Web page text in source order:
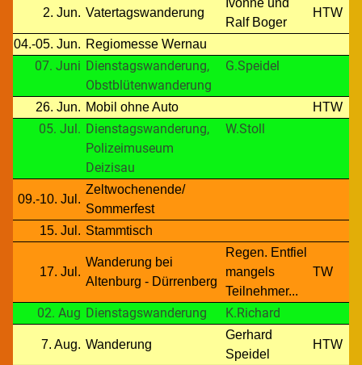
2. Jun. Vatertagswanderung
Ralf Boger
HTW
04.-05. Jun. Regiomesse Wernau
07. Juni Dienstagswanderung,
Obstblütenwanderung
G.Speidel
26. Jun. Mobil ohne Auto HTW
05. Jul. Dienstagswanderung,
Polizeimuseum
Deizisau
W.Stoll
09.-10. Jul.
Zeltwochenende/
Sommerfest
15. Jul. Stammtisch
17. Jul.
Wanderung bei
Altenburg - Dürrenberg
Regen. Entfiel
mangels
Teilnehmer...
TW
02. Aug Dienstagswanderung K.Richard
7. Aug. Wanderung
Gerhard
Speidel
HTW